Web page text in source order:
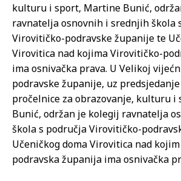
kulturu i sport, Martine Bunić,
ravnatelja osnovnih i srednjih škola
Virovitičko-podravske županije te
Virovitica nad kojima Virovitičko-
ima osnivačka prava. U Velikoj
podravske županije, uz
pročelnice za obrazovanje, kulturu
Bunić, održan je kolegij ravnatelja
škola s područja Virovitičko-
Učeničkog doma Virovitica nad
podravska županija ima osnivačka